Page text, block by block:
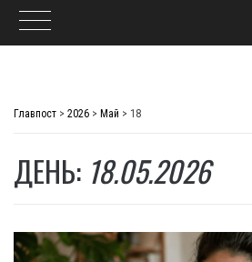
Главпост > 2026 > Май > 18
ДЕНЬ: 18.05.2026